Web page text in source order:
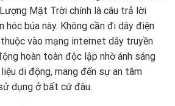
Mặt Trời chính là câu trả lời
hóc búa này. Không cần đi dây điện
vào mạng internet dây truyền
hoàn toàn độc lập nhờ ánh sáng
di động, mang đến sự an tâm
dụng ở bất cứ đâu.